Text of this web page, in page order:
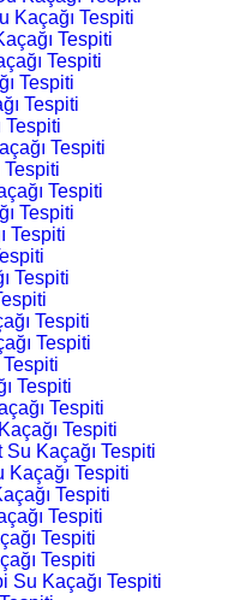
Kaçağı Tespiti
Tespiti
Tespiti
Tespiti
Tespiti
Tespiti
Tespiti
Tespiti
Tespiti
Tespiti
Tespiti
Tespiti
Tespiti
Tespiti
Tespiti
Tespiti
Tespiti
Su Kaçağı Tespiti
Kaçağı Tespiti
Tespiti
Tespiti
Tespiti
Tespiti
Su Kaçağı Tespiti